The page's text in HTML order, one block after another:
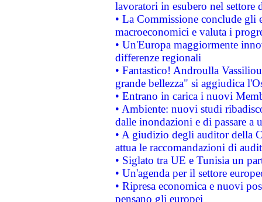
lavoratori in esubero nel
• La Commissione conclude
macroeconomici e valuta i
• Un'Europa maggiormente
differenze regionali
• Fantastico! Androulla
grande bellezza" si aggiudica
• Entrano in carica i nuovi
• Ambiente: nuovi studi
dalle inondazioni e di passare a
• A giudizio degli auditor della
attua le raccomandazioni di
• Siglato tra UE e Tunisia un
• Un'agenda per il settore
• Ripresa economica e nuovi
pensano gli europei